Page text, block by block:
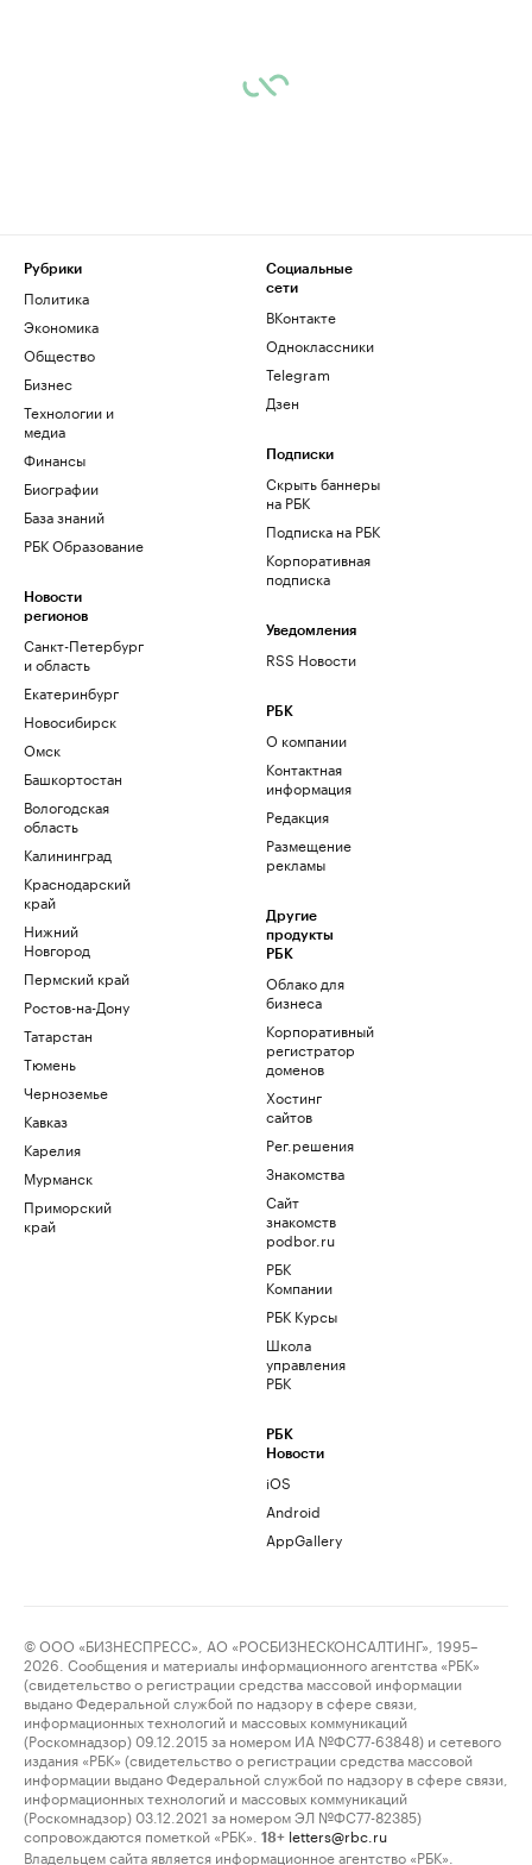
Рубрики
Политика
Экономика
Общество
Бизнес
Технологии и
медиа
Финансы
Биографии
База знаний
РБК Образование
Новости
регионов
Санкт-Петербург
и область
Екатеринбург
Новосибирск
Омск
Башкортостан
Вологодская
область
Калининград
Краснодарский
край
Нижний
Новгород
Пермский край
Ростов-на-Дону
Татарстан
Тюмень
Черноземье
Кавказ
Карелия
Мурманск
Приморский
край
Социальные
сети
ВКонтакте
Одноклассники
Telegram
Дзен
Подписки
Скрыть баннеры
на РБК
Подписка на РБК
Корпоративная
подписка
Уведомления
RSS Новости
РБК
О компании
Контактная
информация
Редакция
Размещение
рекламы
Другие
продукты
РБК
Облако для
бизнеса
Корпоративный
регистратор
доменов
Хостинг
сайтов
Рег.решения
Знакомства
Сайт
знакомств
podbor.ru
РБК
Компании
РБК Курсы
Школа
управления
РБК
РБК
Новости
iOS
Android
AppGallery
© ООО «БИЗНЕСПРЕСС», АО «РОСБИЗНЕСКОНСАЛТИНГ», 1995–
2026. Сообщения и материалы информационного агентства «РБК»
(свидетельство о регистрации средства массовой информации
выдано Федеральной службой по надзору в сфере связи,
информационных технологий и массовых коммуникаций
(Роскомнадзор) 09.12.2015 за номером ИА №ФС77-63848) и сетевого
издания «РБК» (свидетельство о регистрации средства массовой
информации выдано Федеральной службой по надзору в сфере связи,
информационных технологий и массовых коммуникаций
(Роскомнадзор) 03.12.2021 за номером ЭЛ №ФС77-82385)
сопровождаются пометкой «РБК».
18+ letters@rbc.ru
Владельцем сайта является информационное агентство «РБК».